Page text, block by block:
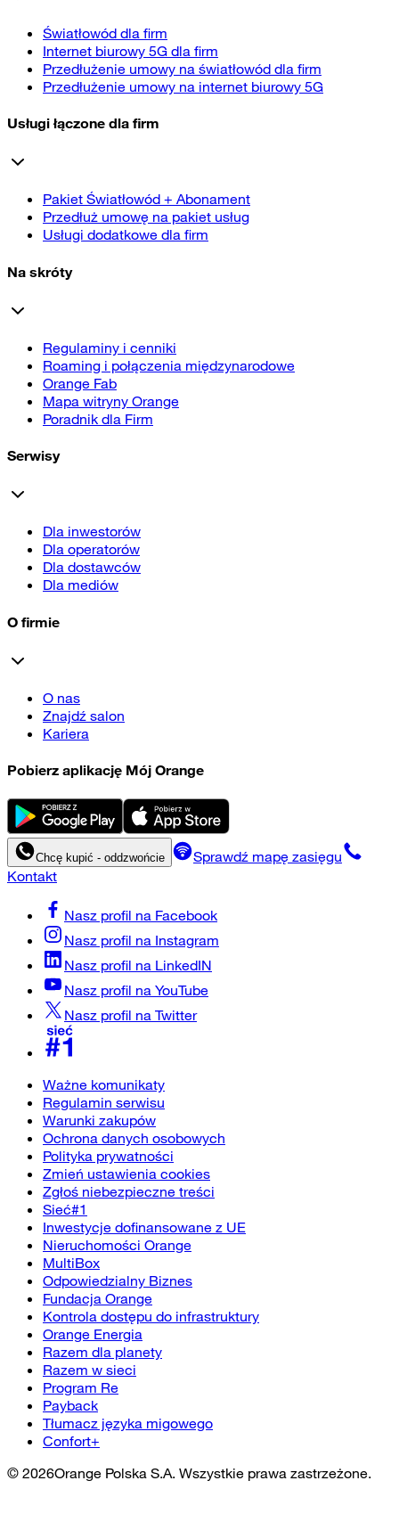
Światłowód dla firm
Internet biurowy 5G dla firm
Przedłużenie umowy na światłowód dla firm
Przedłużenie umowy na internet biurowy 5G
Usługi łączone dla firm
Pakiet Światłowód + Abonament
Przedłuż umowę na pakiet usług
Usługi dodatkowe dla firm
Na skróty
Regulaminy i cenniki
Roaming i połączenia międzynarodowe
Orange Fab
Mapa witryny Orange
Poradnik dla Firm
Serwisy
Dla inwestorów
Dla operatorów
Dla dostawców
Dla mediów
O firmie
O nas
Znajdź salon
Kariera
Pobierz aplikację Mój Orange
Chcę kupić - oddzwońcie
Sprawdź mapę zasięgu
Kontakt
Nasz profil na Facebook
Nasz profil na Instagram
Nasz profil na LinkedIN
Nasz profil na YouTube
Nasz profil na Twitter
Ważne komunikaty
Regulamin serwisu
Warunki zakupów
Ochrona danych osobowych
Polityka prywatności
Zmień ustawienia cookies
Zgłoś niebezpieczne treści
Sieć#1
Inwestycje dofinansowane z UE
Nieruchomości Orange
MultiBox
Odpowiedzialny Biznes
Fundacja Orange
Kontrola dostępu do infrastruktury
Orange Energia
Razem dla planety
Razem w sieci
Program Re
Payback
Tłumacz języka migowego
Confort+
© 2026Orange Polska S.A. Wszystkie prawa zastrzeżone.